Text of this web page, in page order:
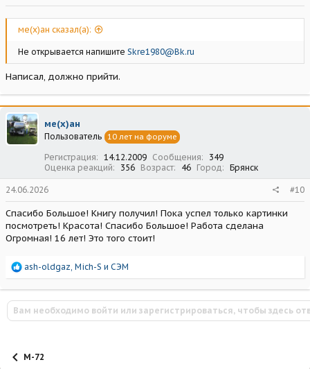
ме(х)ан сказал(а):
Не открывается напишите Skre1980@Bk.ru
Написал, должно прийти.
ме(х)ан
Пользователь 10 лет на форуме
Регистрация 14.12.2009 Сообщения
349
Оценка реакций
356 Возраст 46 Город Брянск
24.06.2026 #10
Спасибо Большое! Книгу получил! Пока успел только картинки
посмотреть! Красота! Спасибо Большое! Работа сделана
Огромная! 16 лет! Это того стоит!
Р
а
к
ц
и
ash-oldgaz, Mich-S и СЭМ
Вам необходимо войти или зарегистрироваться, чтобы здесь
М-72